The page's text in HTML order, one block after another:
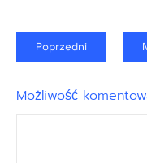
Poprzedni
Możliwość